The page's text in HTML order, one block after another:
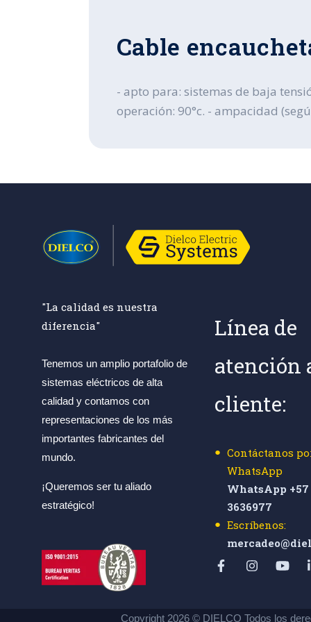
Cable
- apto para: sistemas de baja
operación: 90°c. - ampacidad
"La calidad es nuestra
diferencia"
Tenemos un amplio portafolio de
sistemas eléctricos de alta
calidad y contamos con
representaciones de los más
importantes fabricantes del
mundo.
¡Queremos ser tu aliado
estratégico!
Línea de
atención
cliente:
Contáctanos
WhatsApp
WhatsApp +57
3636977
Escríbenos:
Copyright 2026 © DIELCO Todos los